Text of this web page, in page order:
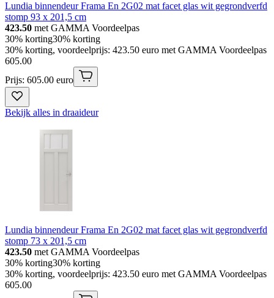
Lundia binnendeur Frama En 2G02 mat facet glas wit gegrondverfd
stomp 93 x 201,5 cm
423.50 met GAMMA Voordeelpas
30% korting30% korting
30% korting, voordeelprijs: 423.50 euro met GAMMA Voordeelpas
605.00
Prijs: 605.00 euro
Bekijk alles in draaideur
Lundia binnendeur Frama En 2G02 mat facet glas wit gegrondverfd
stomp 73 x 201,5 cm
423.50 met GAMMA Voordeelpas
30% korting30% korting
30% korting, voordeelprijs: 423.50 euro met GAMMA Voordeelpas
605.00